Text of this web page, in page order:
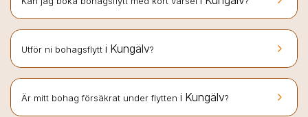
keyboard_arrow_right
Utför ni bohagsflytt i Kungälv?
keyboard_arrow_right
Är mitt bohag försäkrat under flytten i Kungälv?